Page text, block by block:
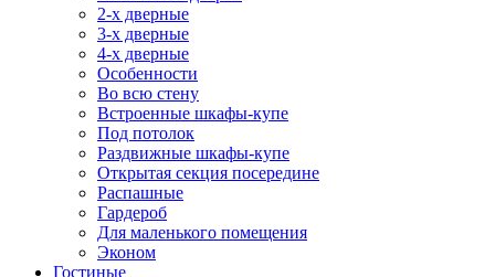
2-х дверные
3-х дверные
4-х дверные
Особенности
Во всю стену
Встроенные шкафы-купе
Под потолок
Раздвижные шкафы-купе
Открытая секция посередине
Распашные
Гардероб
Для маленького помещения
Эконом
Гостиные